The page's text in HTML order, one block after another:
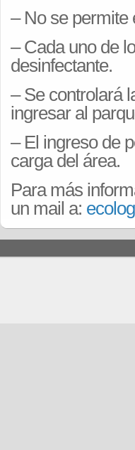
– No se permite
– Cada uno de
desinfectante.
– Se controlará
ingresar al
– El ingreso de
carga del área.
Para más
un mail a: